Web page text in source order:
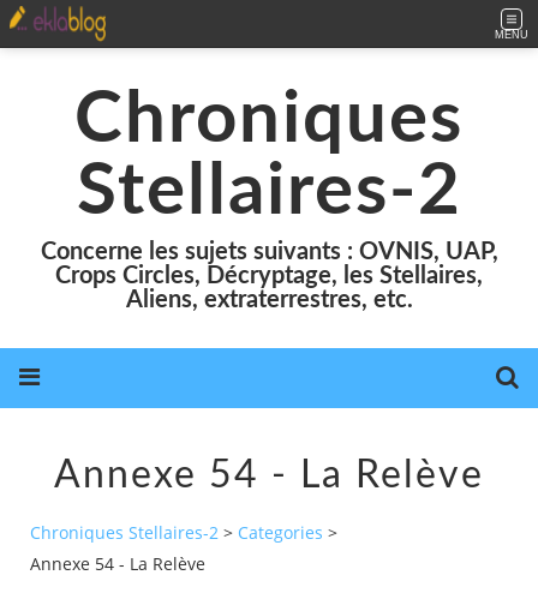
MENU
Chroniques
Stellaires-2
Concerne les sujets suivants : OVNIS, UAP,
Crops Circles, Décryptage, les Stellaires,
Aliens, extraterrestres, etc.
Annexe 54 - La Relève
Chroniques Stellaires-2 > Categories >
Annexe 54 - La Relève